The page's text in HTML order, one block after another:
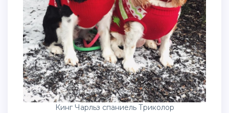
Кинг Чарльз спаниель Триколор